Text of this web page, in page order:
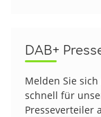
DAB+
Melden Sie
schnell für
Presseverteiler